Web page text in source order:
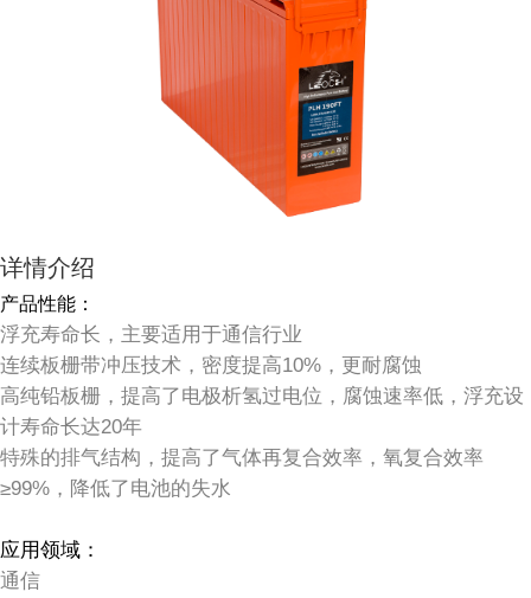
详情介绍
产品性能：
浮充寿命长，主要适用于通信行业
连续板栅带冲压技术，密度提高10%，更耐腐蚀
高纯铅板栅，提高了电极析氢过电位，腐蚀速率低，浮充设
计寿命长达20年
特殊的排气结构，提高了气体再复合效率，氧复合效率
≥99%，降低了电池的失水
应用领域：
通信